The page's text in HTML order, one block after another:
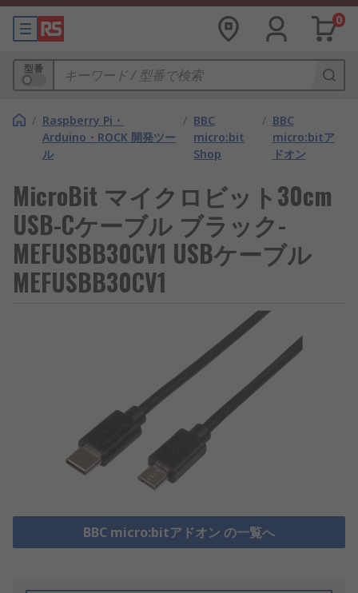
0
型番
/ Raspberry Pi・
Arduino・ROCK 開発ツー
ル
/ BBC
micro:bit
Shop
/ BBC
micro:bitア
ドオン
MicroBit マイクロビット30cm
USB-Cケーブル ブラック-
MEFUSBB30CV1 USBケーブル
MEFUSBB30CV1
BBC micro:bitアドオン の一覧へ